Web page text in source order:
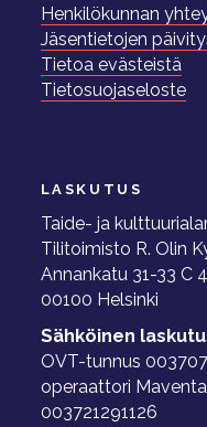
Henkilökunnan
Jäsentietojen
Tietoa evästeistä
Tietosuojaseloste
LASKUTUS
Taide- ja
Tilitoimisto R. Olin
Annankatu 31-33 C
00100 Helsinki
Sähköinen
OVT-tunnus
operaattori Maventa
003721291126